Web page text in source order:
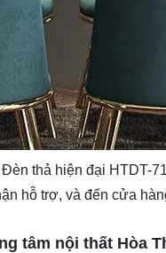
Đèn thả hiện đại HTDT-71
hỗ trợ, và đến cửa
tâm nội thất Hòa